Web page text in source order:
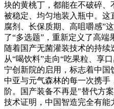
块的黄桃丁，都能在不破碎、
被稳定、均匀地装入瓶中。这
腐剂、长保质期、高咀嚼感”
了“多选题”，重新定义了高
随着国产无菌灌装技术的持
从“喝饮料”走向“吃果粒、享
宁创新院的启用，标志着中国
中亚与元气森林的每一次携
阶。国产装备不再是"替代方
技术证明，中国智造完全有能